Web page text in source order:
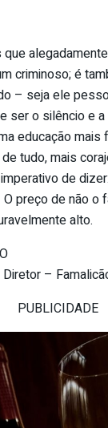
criminoso; é
– seja ele
ser o silêncio e
educação mais
tudo, mais
de dizer:
O preço de não o
alto.
–
PUBLICIDADE